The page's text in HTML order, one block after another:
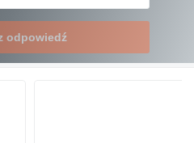
odpowiedź